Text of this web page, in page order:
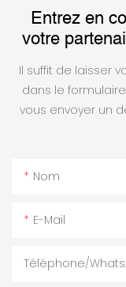
Entrez en
votre
Il suffit de laisser
dans le
vous envoyer un
Nom
E-Mail
Téléphone/